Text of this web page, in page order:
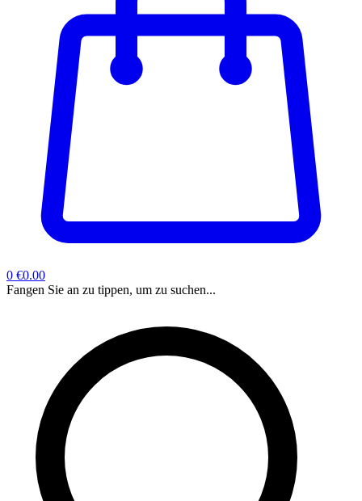
0 €0.00
Fangen Sie an zu tippen, um zu suchen...